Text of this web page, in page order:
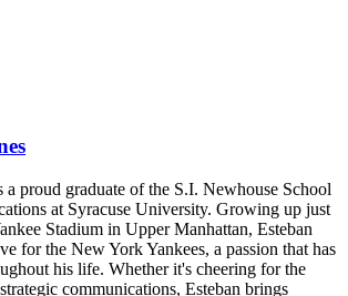
a proud graduate of the S.I. Newhouse School
at Syracuse University. Growing up just
Stadium in Upper Manhattan, Esteban
for the New York Yankees, a passion that has
his life. Whether it's cheering for the
communications, Esteban brings